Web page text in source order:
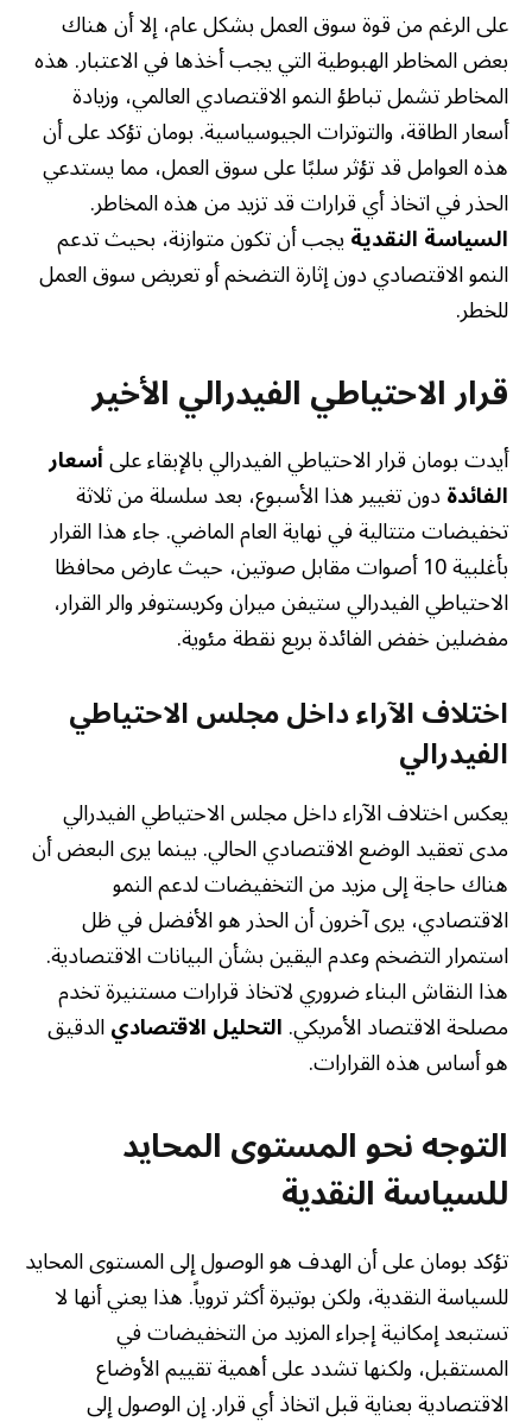
على الرغم من قوة سوق العمل بشكل عام، إلا أن هناك
بعض المخاطر الهبوطية التي يجب أخذها في الاعتبار. هذه
المخاطر تشمل تباطؤ النمو الاقتصادي العالمي، وزيادة
أسعار الطاقة، والتوترات الجيوسياسية. بومان تؤكد على أن
هذه العوامل قد تؤثر سلبًا على سوق العمل، مما يستدعي
الحذر في اتخاذ أي قرارات قد تزيد من هذه المخاطر.
السياسة النقديةيجب أن تكون متوازنة، بحيث تدعم
النمو الاقتصادي دون إثارة التضخم أو تعريض سوق العمل
للخطر.
قرار الاحتياطي الفيدرالي الأخير
أيدت بومان قرار الاحتياطي الفيدرالي بالإبقاء علىأسعار
الفائدةدون تغيير هذا الأسبوع، بعد سلسلة من ثلاثة
تخفيضات متتالية في نهاية العام الماضي. جاء هذا القرار
بأغلبية 10 أصوات مقابل صوتين، حيث عارض محافظا
الاحتياطي الفيدرالي ستيفن ميران وكريستوفر والر القرار،
مفضلين خفض الفائدة بربع نقطة مئوية.
اختلاف الآراء داخل مجلس الاحتياطي
الفيدرالي
يعكس اختلاف الآراء داخل مجلس الاحتياطي الفيدرالي
مدى تعقيد الوضع الاقتصادي الحالي. بينما يرى البعض أن
هناك حاجة إلى مزيد من التخفيضات لدعم النمو
الاقتصادي، يرى آخرون أن الحذر هو الأفضل في ظل
استمرار التضخم وعدم اليقين بشأن البيانات الاقتصادية.
هذا النقاش البناء ضروري لاتخاذ قرارات مستنيرة تخدم
مصلحة الاقتصاد الأمريكي.التحليل الاقتصاديالدقيق
هو أساس هذه القرارات.
التوجه نحو المستوى المحايد
للسياسة النقدية
تؤكد بومان على أن الهدف هو الوصول إلى المستوى المحايد
للسياسة النقدية، ولكن بوتيرة أكثر تروياً. هذا يعني أنها لا
تستبعد إمكانية إجراء المزيد من التخفيضات في
المستقبل، ولكنها تشدد على أهمية تقييم الأوضاع
الاقتصادية بعناية قبل اتخاذ أي قرار. إن الوصول إلى